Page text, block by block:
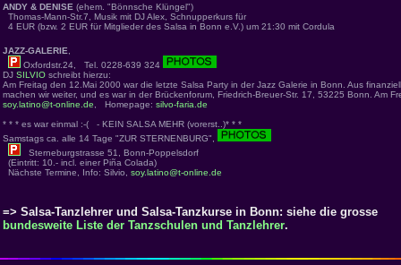
ANDY & DENISE (ehem. "Bönnsche Klüngel")
Thomas-Mann-Str.7, Musik mit DJ Alex, Schnupperkurs für
4 EUR (bzw. 2 EUR für Mitglieder des Salsa in Bonn e.V.) um 21:30 mit Cordula
JAZZ-GALERIE
Oxfordstr.24, Tel. 0228-639 324
DJ SILVIO schreibt hierzu:
Am Freitag den 12.Mai 2000 war die letzte Salsa Party in der Jazz Galerie in Bonn. Aus
machen wir weiter, und es war in der Brückenforum, Friedrich-Breuer-Str. 17, 53225 Bonn. Am
soy.latino@t-online.de , Homepage: silvo-faria.de
* * * es war einmal :-( - KEIN SALSA MEHR (vorerst..)* * *
Samstags ca. alle 14 Tage "ZUR STERNENBURG",
Sterneburgstrasse 51, Bonn-Poppelsdorf
(Eintritt: 10.- incl. einer Piña Colada)
Nächste Termine, Info: Silvio, soy.latino@t-online.de
=> Salsa-Tanzlehrer und Salsa-Tanzkurse in Bonn: siehe die grosse
bundesweite Liste der Tanzschulen und Tanzlehrer.